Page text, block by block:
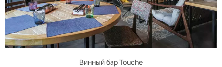
Винный бар Touche